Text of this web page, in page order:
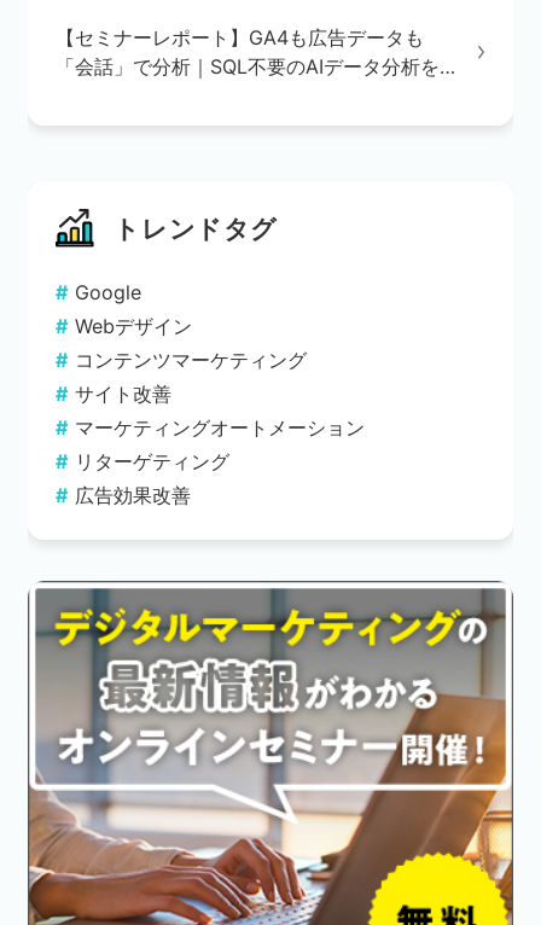
【セミナーレポート】GA4も広告データも
「会話」で分析｜SQL不要のAIデータ分析を
トレンドタグ
Google
Webデザイン
コンテンツマーケティング
サイト改善
マーケティングオートメーション
リターゲティング
広告効果改善